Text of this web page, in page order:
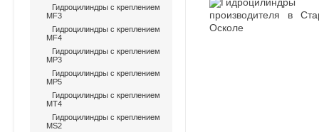
Гидроцилиндры с креплением
MF3
Гидроцилиндры с креплением
MF4
Гидроцилиндры с креплением
MP3
Гидроцилиндры с креплением
MP5
Гидроцилиндры с креплением
MT4
Гидроцилиндры с креплением
MS2